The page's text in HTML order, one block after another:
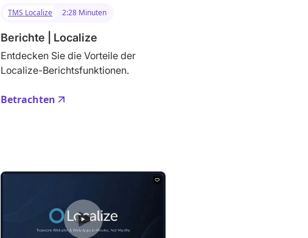
TMS Localize 2:28 Minuten
Berichte | Localize
Entdecken Sie die Vorteile der
Localize-Berichtsfunktionen.
Betrachten